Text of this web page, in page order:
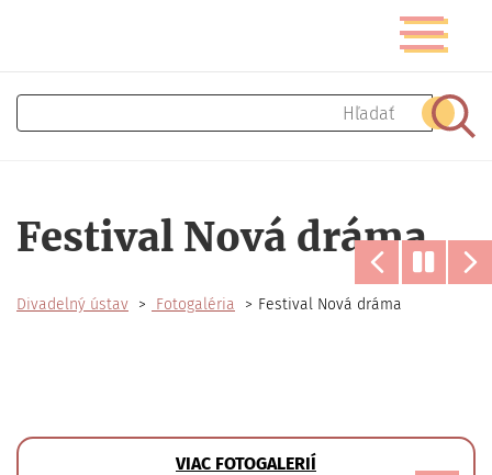
obsah
Prepnúť
navigáciu
Hľadať
Festival Nová dráma
Divadelný ústav Fotogaléria Festival Nová dráma
VIAC FOTOGALERIÍ